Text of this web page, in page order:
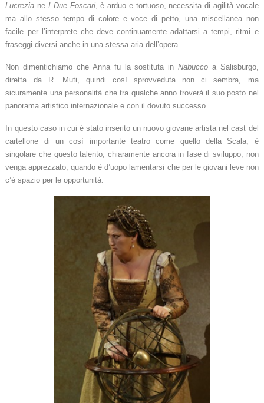
Lucrezia ne I Due Foscari, è arduo e tortuoso, necessita di agilità vocale
ma allo stesso tempo di colore e voce di petto, una miscellanea non
facile per l’interprete che deve continuamente adattarsi a tempi, ritmi e
fraseggi diversi anche in una stessa aria dell’opera.
Non dimentichiamo che Anna fu la sostituta in Nabuccoa Salisburgo,
diretta da R. Muti, quindi così sprovveduta non ci sembra, ma
sicuramente una personalità che tra qualche anno troverà il suo posto nel
panorama artistico internazionale e con il dovuto successo.
In questo caso in cui è stato inserito un nuovo giovane artista nel cast del
cartellone di un così importante teatro come quello della Scala, è
singolare che questo talento, chiaramente ancora in fase di sviluppo, non
venga apprezzato, quando è d’uopo lamentarsi che per le giovani leve non
c’è spazio per le opportunità.